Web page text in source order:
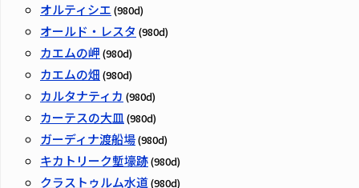
オルティシエ (980d)
オールド・レスタ (980d)
カエムの岬 (980d)
カエムの畑 (980d)
カルタナティカ (980d)
カーテスの大皿 (980d)
ガーディナ渡船場(980d)
キカトリーク塹壕跡(980d)
クラストゥルム水道(980d)